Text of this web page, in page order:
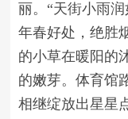
丽。“天街小雨
年春好处，绝胜
的小草在暖阳的
的嫩芽。体育馆
相继绽放出星星